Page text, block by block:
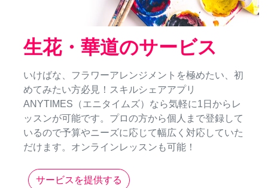
生花・華道のサービス
いけばな、フラワーアレンジメントを極めたい、初
めてみたい方必見！スキルシェアアプリ
ANYTIMES（エニタイムズ）なら気軽に1日からレ
ッスンが可能です。プロの方から個人まで登録して
いるので予算やニーズに応じて幅広く対応していた
だけます。オンラインレッスンも可能！
サービスを提供する